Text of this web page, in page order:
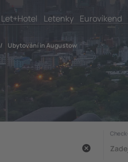
Let+Hotel Letenky Eurovíkend
/ Ubytování in Augustow